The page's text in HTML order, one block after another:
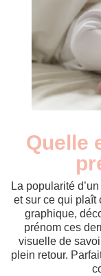
Quelle
La popularité
et sur ce qui plaît
graphique,
prénom ces
visuelle de
plein retour.
Popularité du
prénom Ayron par
année
Année
nés
2013
5
2018
9
2024
8